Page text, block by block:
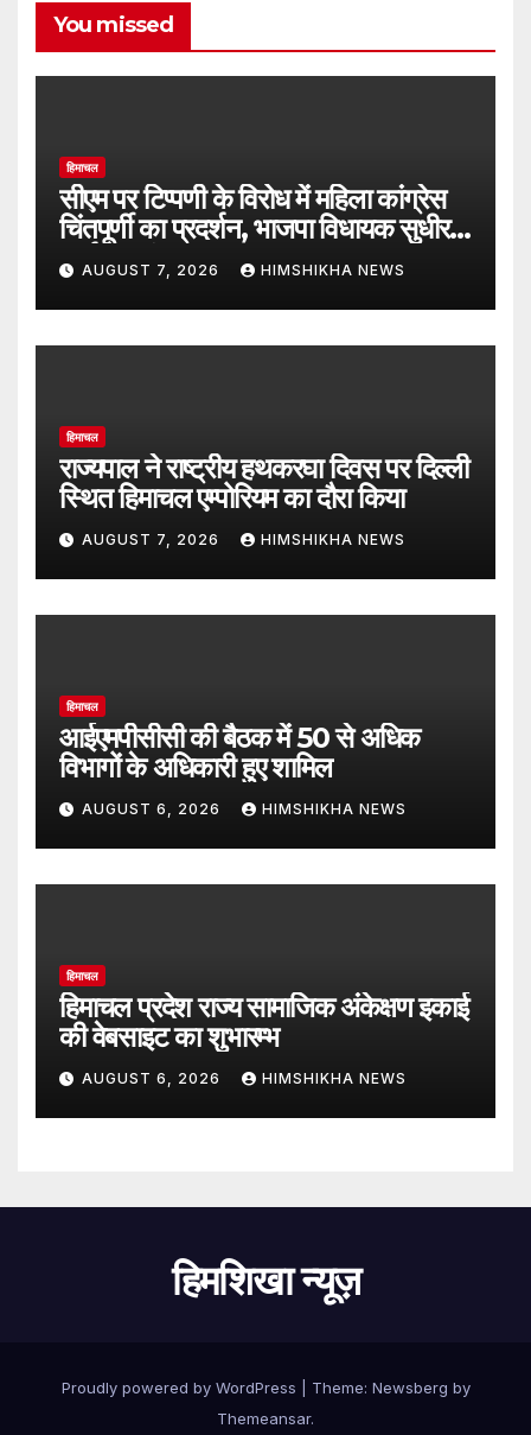
You missed
हिमाचल
सीएम पर टिप्पणी के विरोध में महिला कांग्रेस
चिंतपूर्णी का प्रदर्शन, भाजपा विधायक सुधीर
शर्मा का फूंका पुतला
AUGUST 7, 2026 HIMSHIKHA NEWS
हिमाचल
राज्यपाल ने राष्ट्रीय हथकरघा दिवस पर दिल्ली
स्थित हिमाचल एम्पोरियम का दौरा किया
AUGUST 7, 2026 HIMSHIKHA NEWS
हिमाचल
आईएमपीसीसी की बैठक में 50 से अधिक
विभागों के अधिकारी हुए शामिल
AUGUST 6, 2026 HIMSHIKHA NEWS
हिमाचल
हिमाचल प्रदेश राज्य सामाजिक अंकेक्षण इकाई
की वेबसाइट का शुभारम्भ
AUGUST 6, 2026 HIMSHIKHA NEWS
हिमशिखा न्यूज़
Proudly powered by WordPress Theme: Newsberg by
Themeansar.